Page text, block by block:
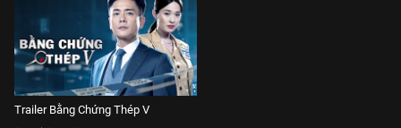
Trailer Bằng Chứng Thép V